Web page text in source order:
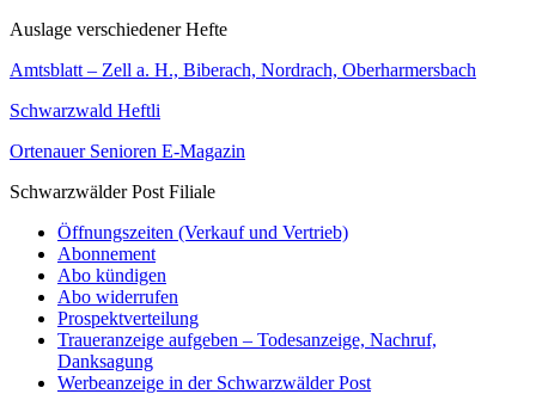
Auslage verschiedener Hefte
Amtsblatt – Zell a. H., Biberach, Nordrach, Oberharmersbach
Schwarzwald Heftli
Ortenauer Senioren E-Magazin
Schwarzwälder Post Filiale
Öffnungszeiten (Verkauf und Vertrieb)
Abonnement
Abo kündigen
Abo widerrufen
Prospektverteilung
Traueranzeige aufgeben – Todesanzeige, Nachruf,
Danksagung
Werbeanzeige in der Schwarzwälder Post